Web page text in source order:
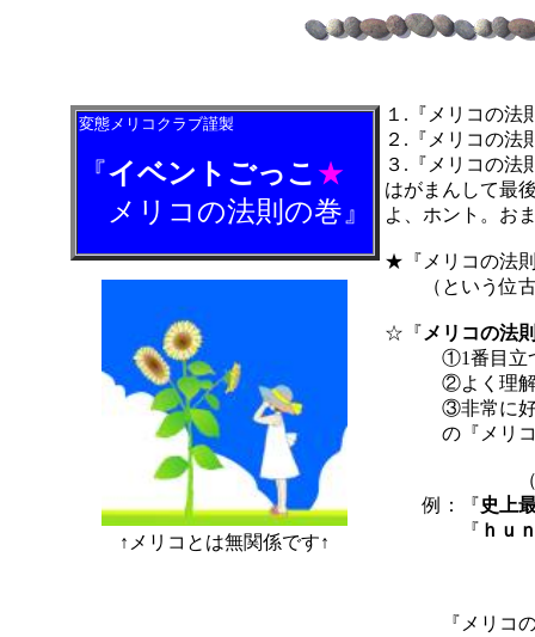
変態メリコクラブ謹製
『イベントごっこ★
メリコの法則の巻』
↑メリコとは無関係です↑
１.『メリコの法
２.『メリコの法
３.『メリコの法
はがまんして最
よ、ホント。お
★『メリコの法
（という位古
☆『 メリコの法
①1番目立つ
②よく理解で
③非常に好感
の『メリコ』
（なかなか
例：『史上
『 ｈｕ
『メリコの